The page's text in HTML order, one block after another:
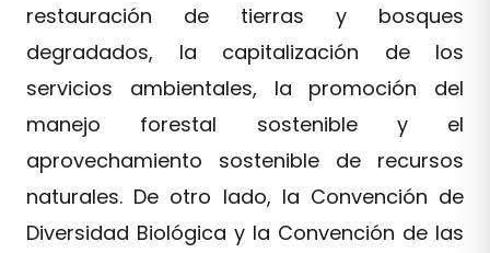
restauración de tierras y bosques
degradados, la capitalización de los
servicios ambientales, la promoción del
manejo forestal sostenible y el
aprovechamiento sostenible de recursos
naturales. De otro lado, la Convención de
Diversidad Biológica y la Convención de las